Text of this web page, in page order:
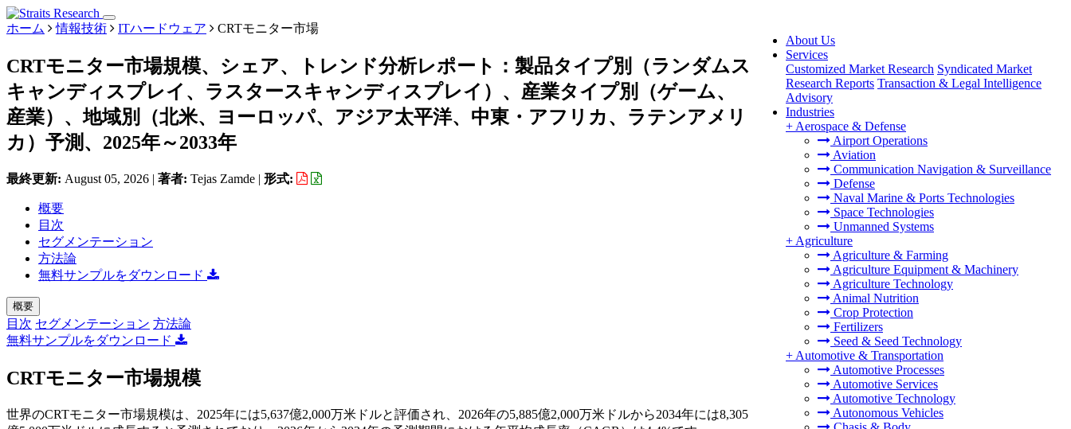
About Us
Services
Customized Market Research Syndicated Market
Research Reports Transaction & Legal Intelligence
Advisory
Industries
+ Aerospace & Defense
Airport Operations
Aviation
Communication Navigation & Surveillance
Defense
Naval Marine & Ports Technologies
Space Technologies
Unmanned Systems
+ Agriculture
Agriculture & Farming
Agriculture Equipment & Machinery
Agriculture Technology
Animal Nutrition
Crop Protection
Fertilizers
Seed & Seed Technology
+ Automotive & Transportation
Automotive Processes
Automotive Services
Automotive Technology
Autonomous Vehicles
ホーム 情報技術 ITハードウェア CRTモニター市場
CRTモニター市場規模、シェア、トレンド分析レポート：製品タイプ別（ランダムス
キャンディスプレイ、ラスタースキャンディスプレイ）、産業タイプ別（ゲーム、
産業）、地域別（北米、ヨーロッパ、アジア太平洋、中東・アフリカ、ラテンアメリ
カ）予測、2025年～2033年
最終更新: August 05, 2026 | 著者: Tejas Zamde | 形式:
概要
目次
セグメンテーション
方法論
無料サンプルをダウンロード
概要
目次 セグメンテーション 方法論
無料サンプルをダウンロード
CRTモニター市場規模
世界のCRTモニター市場規模は、2025年には5,637億2,000万米ドルと評価され、2026年の5,885億2,000万米ドルから2034年には8,305